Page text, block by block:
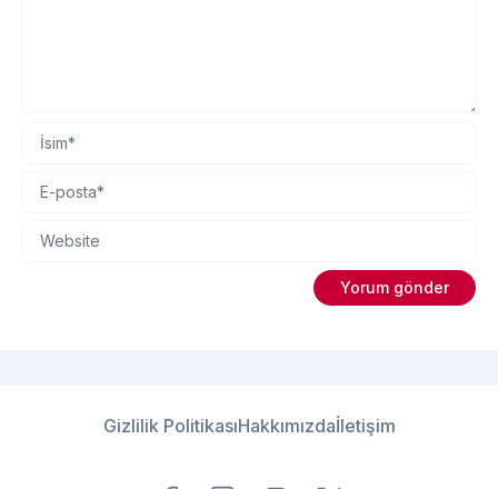
Gizlilik PolitikasıHakkımızdaİletişim